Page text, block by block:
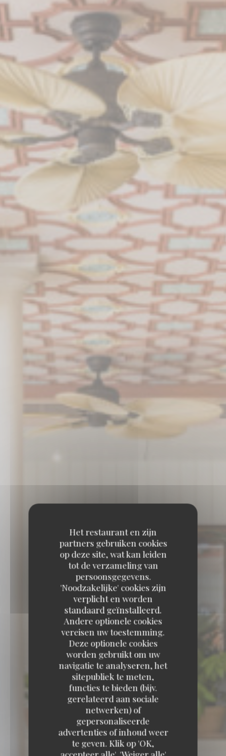
Het restaurant en zijn
partners gebruiken cookies
op deze site, wat kan leiden
tot de verzameling van
persoonsgegevens.
'Noodzakelijke' cookies zijn
verplicht en worden
standaard geïnstalleerd.
Andere optionele cookies
vereisen uw toestemming.
Deze optionele cookies
worden gebruikt om uw
navigatie te analyseren, het
sitepubliek te meten,
functies te bieden (bijv.
gerelateerd aan sociale
netwerken) of
gepersonaliseerde
advertenties of inhoud weer
te geven. Klik op 'OK,